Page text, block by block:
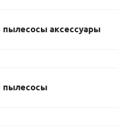
аксессуары
пылесосы